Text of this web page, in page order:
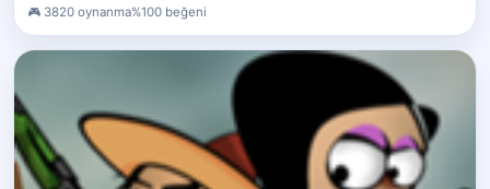
3820 oynanma%100 beğeni